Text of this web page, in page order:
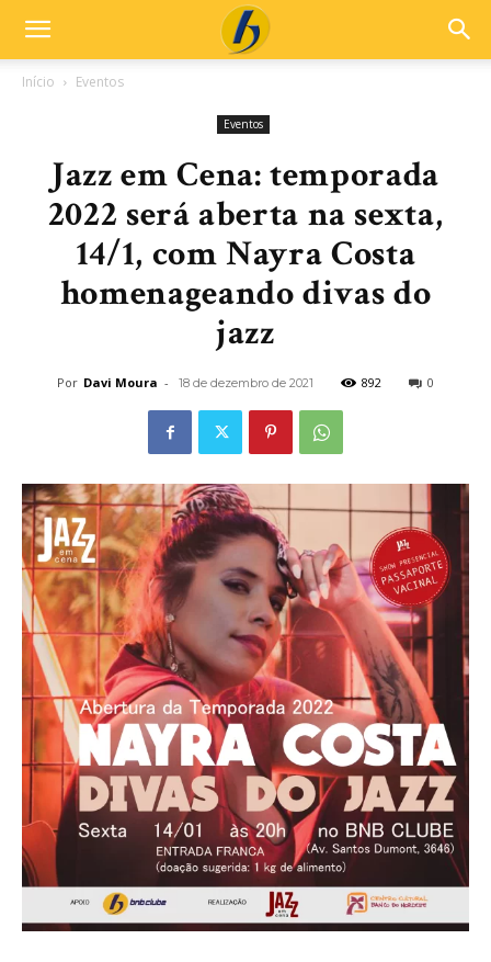
Início Eventos
Eventos
Jazz em Cena: temporada
2022 será aberta na sexta,
14/1, com Nayra Costa
homenageando divas do
jazz
Por Davi Moura - 18 de dezembro de 2021 892 0